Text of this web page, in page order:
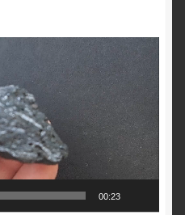
00:23